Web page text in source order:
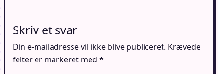
Skriv et svar
Din e-mailadresse vil ikke blive publiceret. Krævede
felter er markeret med *